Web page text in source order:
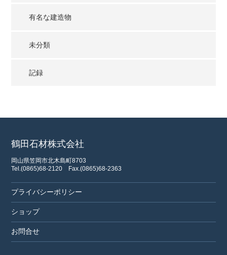
有名な建造物
未分類
記録
鶴田石材株式会社
岡山県笠岡市北木島町8703
Tel.(0865)68-2120
Fax.(0865)68-2363
プライバシーポリシー
ショップ
お問合せ